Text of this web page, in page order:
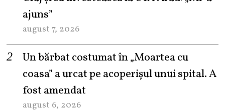
ajuns”
august 7, 2026
Un bărbat costumat în „Moartea cu
coasa” a urcat pe acoperișul unui spital. A
fost amendat
august 6, 2026